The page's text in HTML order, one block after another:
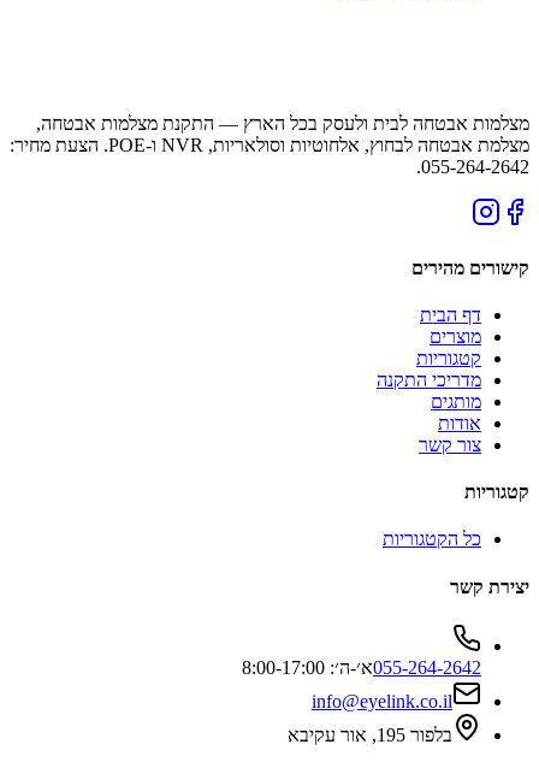
מצלמות אבטחה לבית ולעסק בכל הארץ — התקנת מצלמות אבטחה,
מצלמת אבטחה לבחוץ, אלחוטיות וסולאריות, NVR ו-POE. הצעת מחיר:
055-264-2642.
קישורים מהירים
דף הבית
מוצרים
קטגוריות
מדריכי התקנה
מותגים
אודות
צור קשר
קטגוריות
כל הקטגוריות
יצירת קשר
055-264-2642א׳-ה׳: 8:00-17:00
info@eyelink.co.il
בלפור 195, אור עקיבא